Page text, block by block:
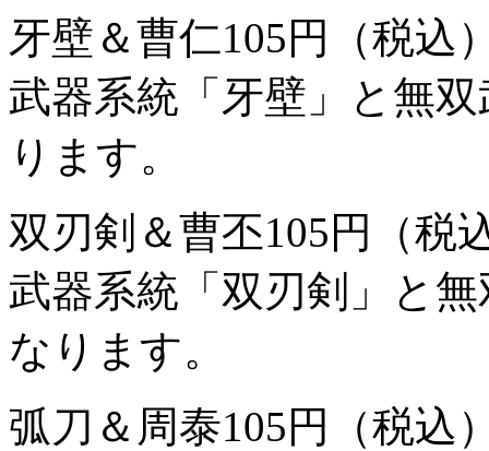
牙壁＆曹仁105円（税込
武器系統「牙壁」と無
ります。
双刃剣＆曹丕105円（税
武器系統「双刃剣」と
なります。
弧刀＆周泰105円（税込